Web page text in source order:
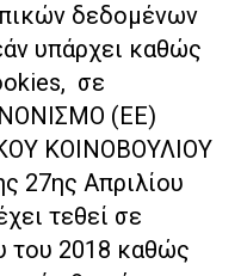
δεδομένων
υπάρχει καθώς
σε
(ΕΕ)
ΚΟΙΝΟΒΟΥΛΙΟΥ
27ης Απριλίου
τεθεί σε
του 2018 καθώς